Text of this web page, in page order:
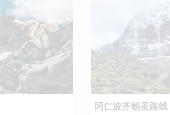
冈仁波齐朝圣路线